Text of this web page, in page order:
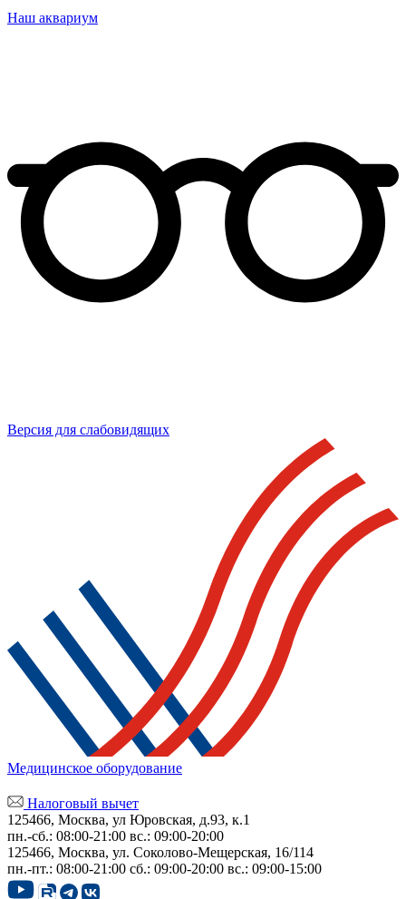
Наш аквариум
Версия для слабовидящих
Медицинское оборудование
Налоговый вычет
125466, Москва, ул Юровская, д.93, к.1
пн.-сб.: 08:00-21:00 вс.: 09:00-20:00
125466, Москва, ул. Соколово-Мещерская, 16/114
пн.-пт.: 08:00-21:00 сб.: 09:00-20:00 вс.: 09:00-15:00